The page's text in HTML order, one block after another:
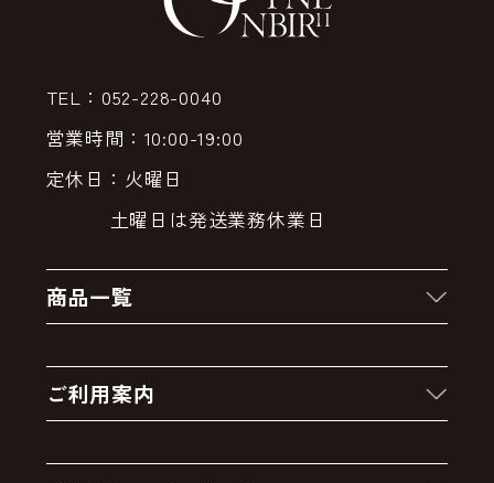
TEL：052-228-0040
営業時間：10:00-19:00
定休日：火曜日
土曜日は発送業務休業日
商品一覧
クーポン
卸販売・大量注文
ご利用案内